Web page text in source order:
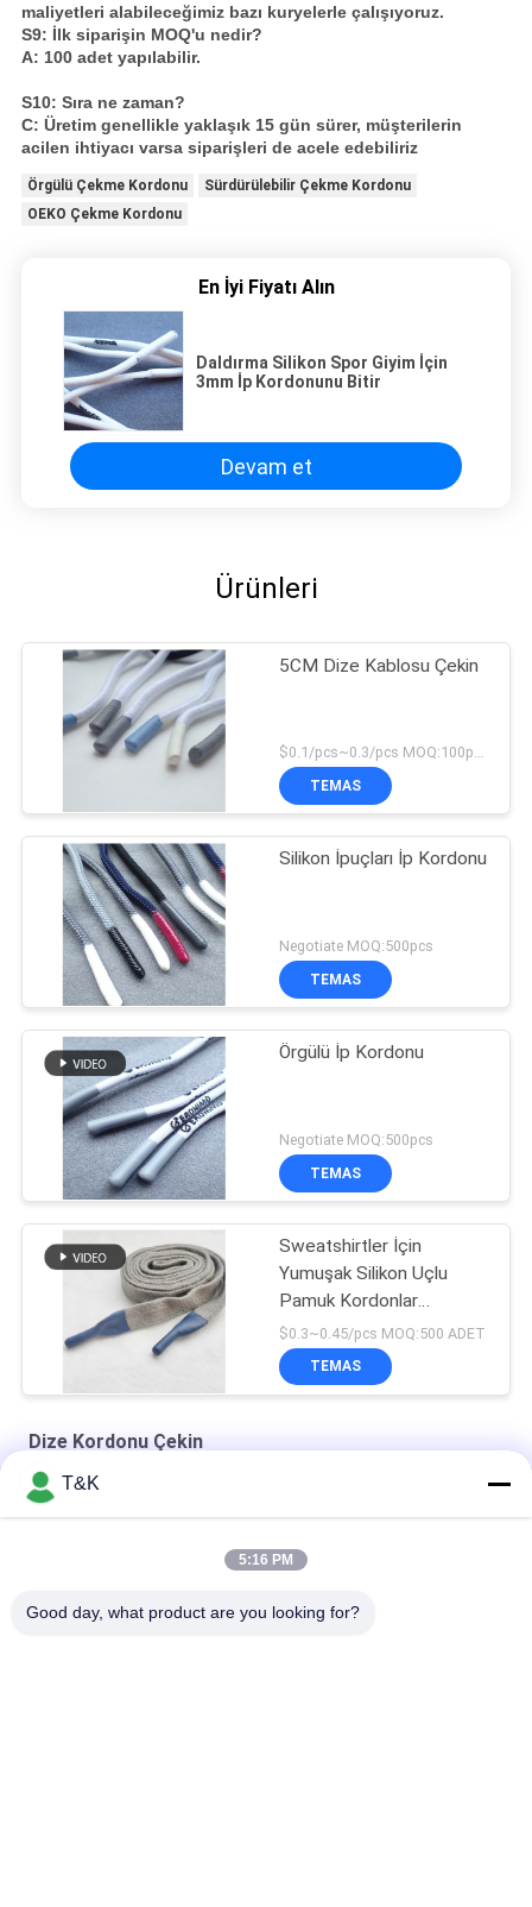
maliyetleri alabileceğimiz bazı kuryelerle çalışıyoruz.
S9: İlk siparişin MOQ'u nedir?
A: 100 adet yapılabilir.
S10: Sıra ne zaman?
C: Üretim genellikle yaklaşık 15 gün sürer, müşterilerin
acilen ihtiyacı varsa siparişleri de acele edebiliriz
Örgülü Çekme Kordonu
Sürdürülebilir Çekme Kordonu
OEKO Çekme Kordonu
En İyi Fiyatı Alın
Daldırma Silikon Spor Giyim İçin
3mm İp Kordonunu Bitir
Devam et
Ürünleri
5CM Dize Kablosu Çekin
$0.1/pcs~0.3/pcs MOQ:100pcs
TEMAS
Silikon İpuçları İp Kordonu
Negotiate MOQ:500pcs
TEMAS
Örgülü İp Kordonu
Negotiate MOQ:500pcs
TEMAS
Sweatshirtler İçin
Yumuşak Silikon Uçlu
Pamuk Kordonlar
Özelleştirilmiş Silikon
Uçlar
$0.3~0.45/pcs MOQ:500 ADET
TEMAS
Dize Kordonu Çekin
Eşofman Altı İçin Silikon Daldırma Boyanabilir 4mm İpli Kordon
T&K
5:16 PM
Good day, what product are you looking for?